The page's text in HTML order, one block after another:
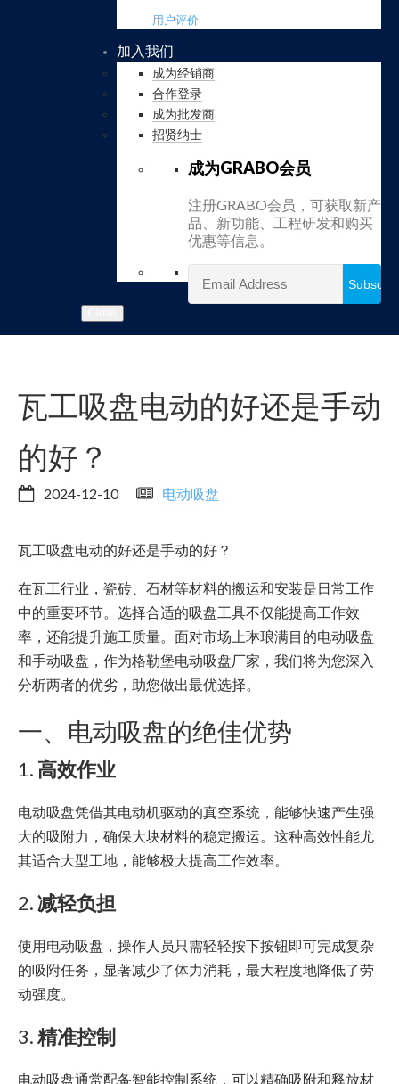
用户评价
加入我们
成为经销商
合作登录
成为批发商
招贤纳士
成为GRABO会员
注册GRABO会员，可获取新产
品、新功能、工程研发和购买
优惠等信息。
瓦工吸盘电动的好还是手动
的好？
2024-12-10 电动吸盘
瓦工吸盘电动的好还是手动的好？
在瓦工行业，瓷砖、石材等材料的搬运和安装是日常工作
中的重要环节。选择合适的吸盘工具不仅能提高工作效
率，还能提升施工质量。面对市场上琳琅满目的电动吸盘
和手动吸盘，作为格勒堡电动吸盘厂家，我们将为您深入
分析两者的优劣，助您做出最优选择。
一、电动吸盘的绝佳优势
1. 高效作业
电动吸盘凭借其电动机驱动的真空系统，能够快速产生强
大的吸附力，确保大块材料的稳定搬运。这种高效性能尤
其适合大型工地，能够极大提高工作效率。
2.减轻负担
使用电动吸盘，操作人员只需轻轻按下按钮即可完成复杂
的吸附任务，显著减少了体力消耗，最大程度地降低了劳
动强度。
3.精准控制
电动吸盘通常配备智能控制系统，可以精确吸附和释放材